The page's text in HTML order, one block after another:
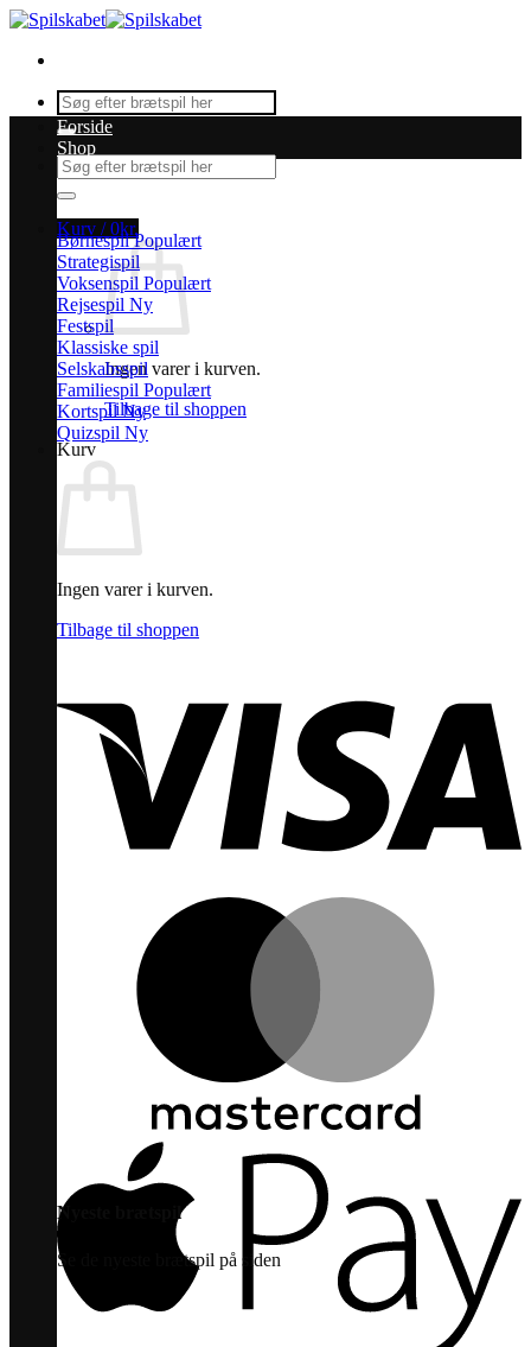
Fortsæt
indhold
Søg
efter:
Søg
efter:
Kurv /0kr.
Ingen varer i kurven.
Tilbage til shoppen
Kurv
Ingen varer i kurven.
Tilbage til shoppen
Forside
Shop
Børnespil
Strategispil
Voksenspil
Rejsespil
Festspil
Klassiske spil
Selskabsspil
Familiespil
Kortspil
Quizspil
Nyeste brætspil
Se de nyeste brætspil på siden